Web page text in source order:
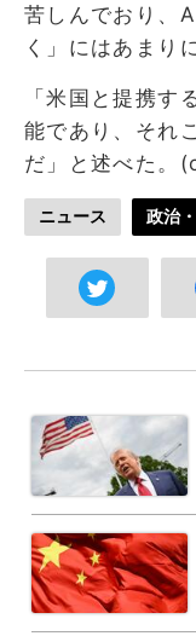
苦しんでおり、
く」にはあまり
「米国と提携す
能であり、それ
だ」と述べた。
ニュース 政治